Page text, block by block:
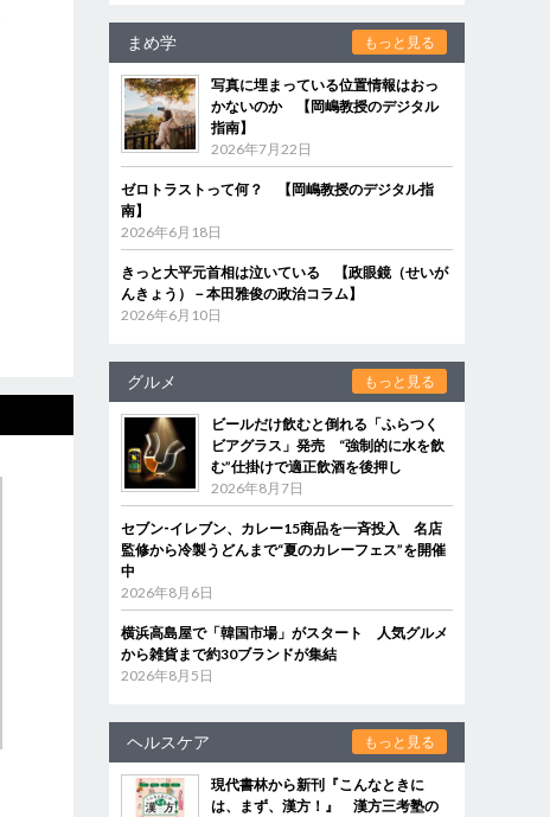
まめ学 もっと見る
写真に埋まっている位置情報はおっ
かないのか 【岡嶋教授のデジタル
指南】
2026年7月22日
ゼロトラストって何？ 【岡嶋教授のデジタル指
南】
2026年6月18日
きっと大平元首相は泣いている 【政眼鏡（せいが
んきょう）－本田雅俊の政治コラム】
2026年6月10日
グルメ もっと見る
ビールだけ飲むと倒れる「ふらつく
ビアグラス」発売 “強制的に水を飲
む”仕掛けで適正飲酒を後押し
2026年8月7日
セブン‐イレブン、カレー15商品を一斉投入 名店
監修から冷製うどんまで“夏のカレーフェス”を開催
中
2026年8月6日
横浜高島屋で「韓国市場」がスタート 人気グルメ
から雑貨まで約30ブランドが集結
2026年8月5日
ヘルスケア もっと見る
現代書林から新刊『こんなときに
は、まず、漢方！』 漢方三考塾の